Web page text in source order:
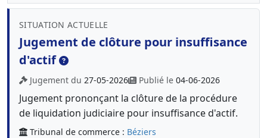
SITUATION ACTUELLE
Jugement de clôture pour insuffisance
d'actif
Jugement du 27-05-2026 Publié le 04-06-2026
Jugement prononçant la clôture de la procédure
de liquidation judiciaire pour insuffisance d'actif.
Tribunal de commerce : Béziers